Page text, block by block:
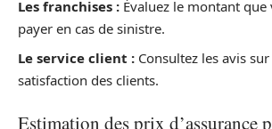
Les franchises : Évaluez le montant que
payer en cas de sinistre.
Le service client : Consultez les avis
satisfaction des clients.
Estimation des prix d’assurance